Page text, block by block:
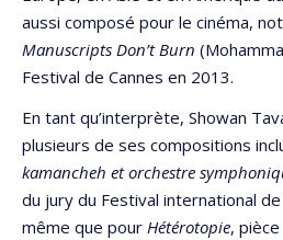
aussi composé pour le cinéma,
Manuscripts Don’t Burn
Festival de Cannes en 2013.
En tant qu’interprète, Showan
plusieurs de ses compositions
kamancheh et orchestre
du jury du Festival international
même que pour Hétérotopie,